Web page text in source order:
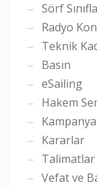
Sörf
Radyo
Teknik
Basın
eSailing
Hakem
Kampanya
Kararlar
Talimatlar
Vefat ve